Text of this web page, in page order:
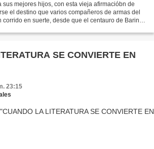
sus mejores hijos, con esta vieja afirmacióbn de
el destino que varios compañeros de armas del
corrido en suerte, desde que el centauro de Barinas
SE CONVIERTE EN
23:15